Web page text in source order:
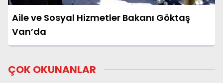
Aile ve Sosyal Hizmetler Bakanı Göktaş
Van’da
ÇOK OKUNANLAR